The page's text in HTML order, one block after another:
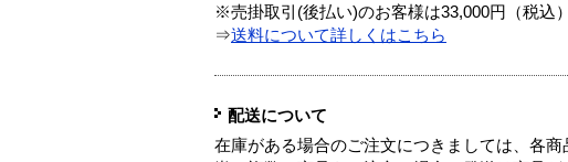
※売掛取引(後払い)のお客様は33,000円（税込
⇒送料について詳しくはこちら
配送について
在庫がある場合のご注文につきましては、各